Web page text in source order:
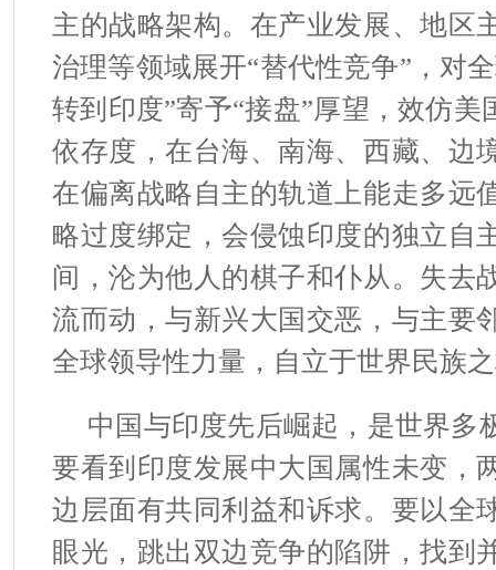
主的战略架构。在产业发展、地区
治理等领域展开“替代性竞争”，对
转到印度”寄予“接盘”厚望，效仿美
依存度，在台海、南海、西藏、边
在偏离战略自主的轨道上能走多远
略过度绑定，会侵蚀印度的独立自
间，沦为他人的棋子和仆从。失去
流而动，与新兴大国交恶，与主要
全球领导性力量，自立于世界民族
中国与印度先后崛起，是世界多
要看到印度发展中大国属性未变，
边层面有共同利益和诉求。要以全
眼光，跳出双边竞争的陷阱，找到